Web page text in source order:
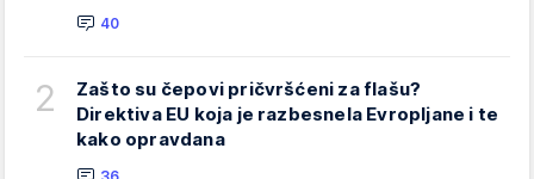
40
2
Zašto su čepovi pričvršćeni za flašu?
Direktiva EU koja je razbesnela Evropljane i te
kako opravdana